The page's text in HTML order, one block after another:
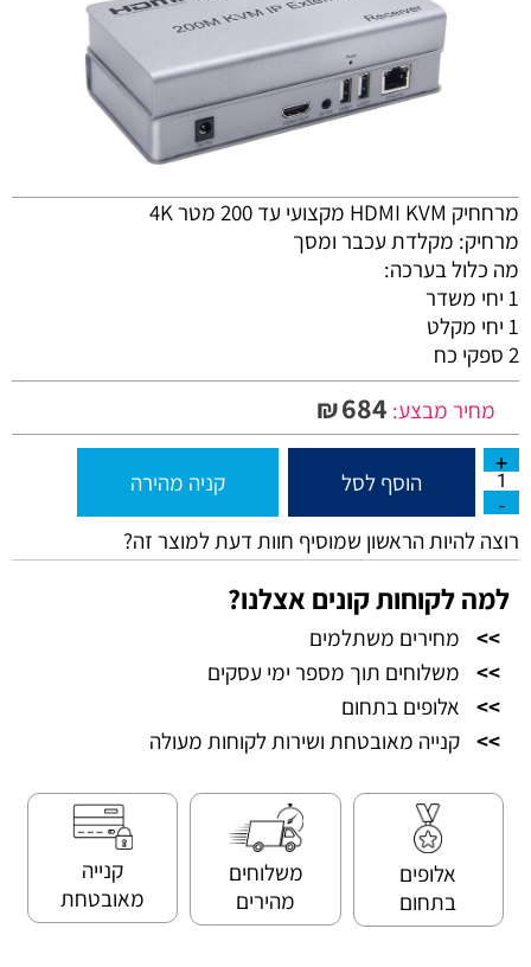
מרחחיק HDMI KVM מקצועי עד 200 מטר 4K
מרחיק: מקלדת עכבר ומסך
מה כלול בערכה:
1 יחי משדר
1 יחי מקלט
2 ספקי כח
מחיר מבצע:
₪684
הוסף לסל קניה מהירה
רוצה להיות הראשון שמוסיף חוות דעת למוצר זה?
למה לקוחות קונים אצלנו?
>>
מחירים משתלמים
>>
משלוחים תוך מספר ימי עסקים
>>
אלופים בתחום
>> קנייה מאובטחת ושירות לקוחות מעולה
אלופים
בתחום
משלוחים
מהירים
קנייה
מאובטחת